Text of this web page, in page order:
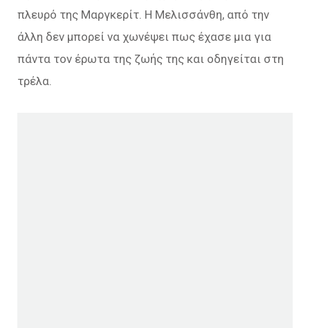
πλευρό της Μαργκερίτ. Η Μελισσάνθη, από την
άλλη δεν μπορεί να χωνέψει πως έχασε μια για
πάντα τον έρωτα της ζωής της και οδηγείται στη
τρέλα.